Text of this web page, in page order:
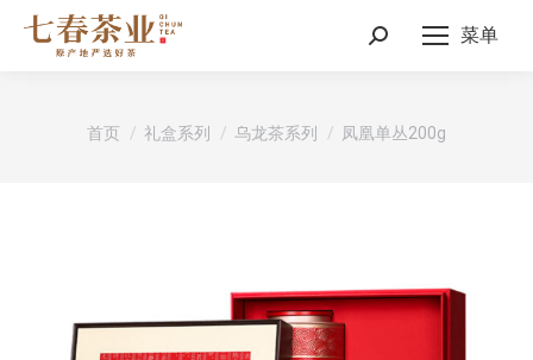
菜单
Search:
您在这里：
首页 礼盒系列 乌龙茶系列 凤凰单丛200g